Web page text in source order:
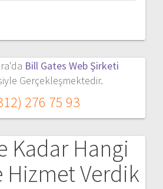
Bill Gates Web Şirketi
Gerçekleşmektedir.
276 75 93
Kadar Hangi
Hizmet Verdik